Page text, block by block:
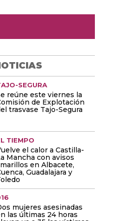
SEGURA
reúne este viernes la
de Explotación
trasvase Tajo-Segura
TIEMPO
el calor a Castilla-
Mancha con avisos
en Albacete,
Guadalajara y
mujeres asesinadas
las últimas 24 horas